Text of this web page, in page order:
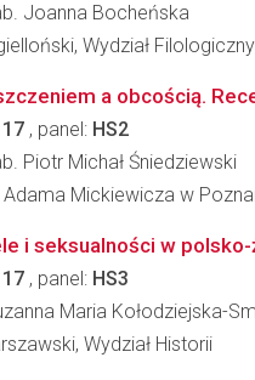
Joanna Bocheńska
Wydział Filologiczny
a obcością.
17 , panel: HS2
Piotr Michał Śniedziewski
Mickiewicza w
i seksualności w
17 , panel: HS3
Maria Kołodziejska-
Wydział Historii